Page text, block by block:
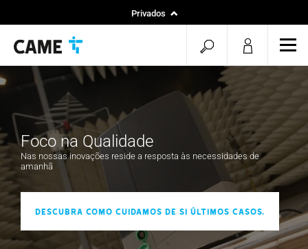
Privados
pesquisa
aberta
Foco na Qualidade
Nas nossas inovações reside a resposta às necessidades de
amanhã
Descubra como cuidamos de si Últimos casos.